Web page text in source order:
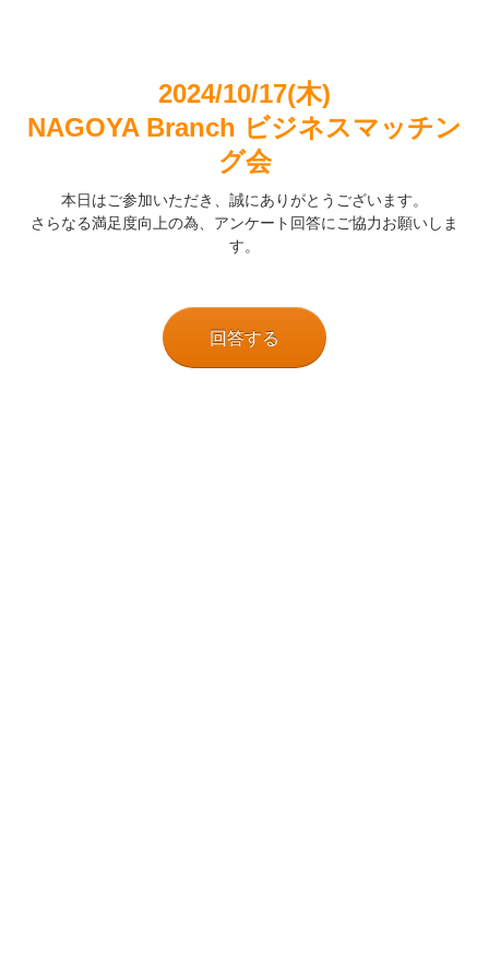
2024/10/17(木)
NAGOYA Branch ビジネスマッチン
グ会
本日はご参加いただき、誠にありがとうございます。
さらなる満足度向上の為、アンケート回答にご協力お願いしま
す。
回答する